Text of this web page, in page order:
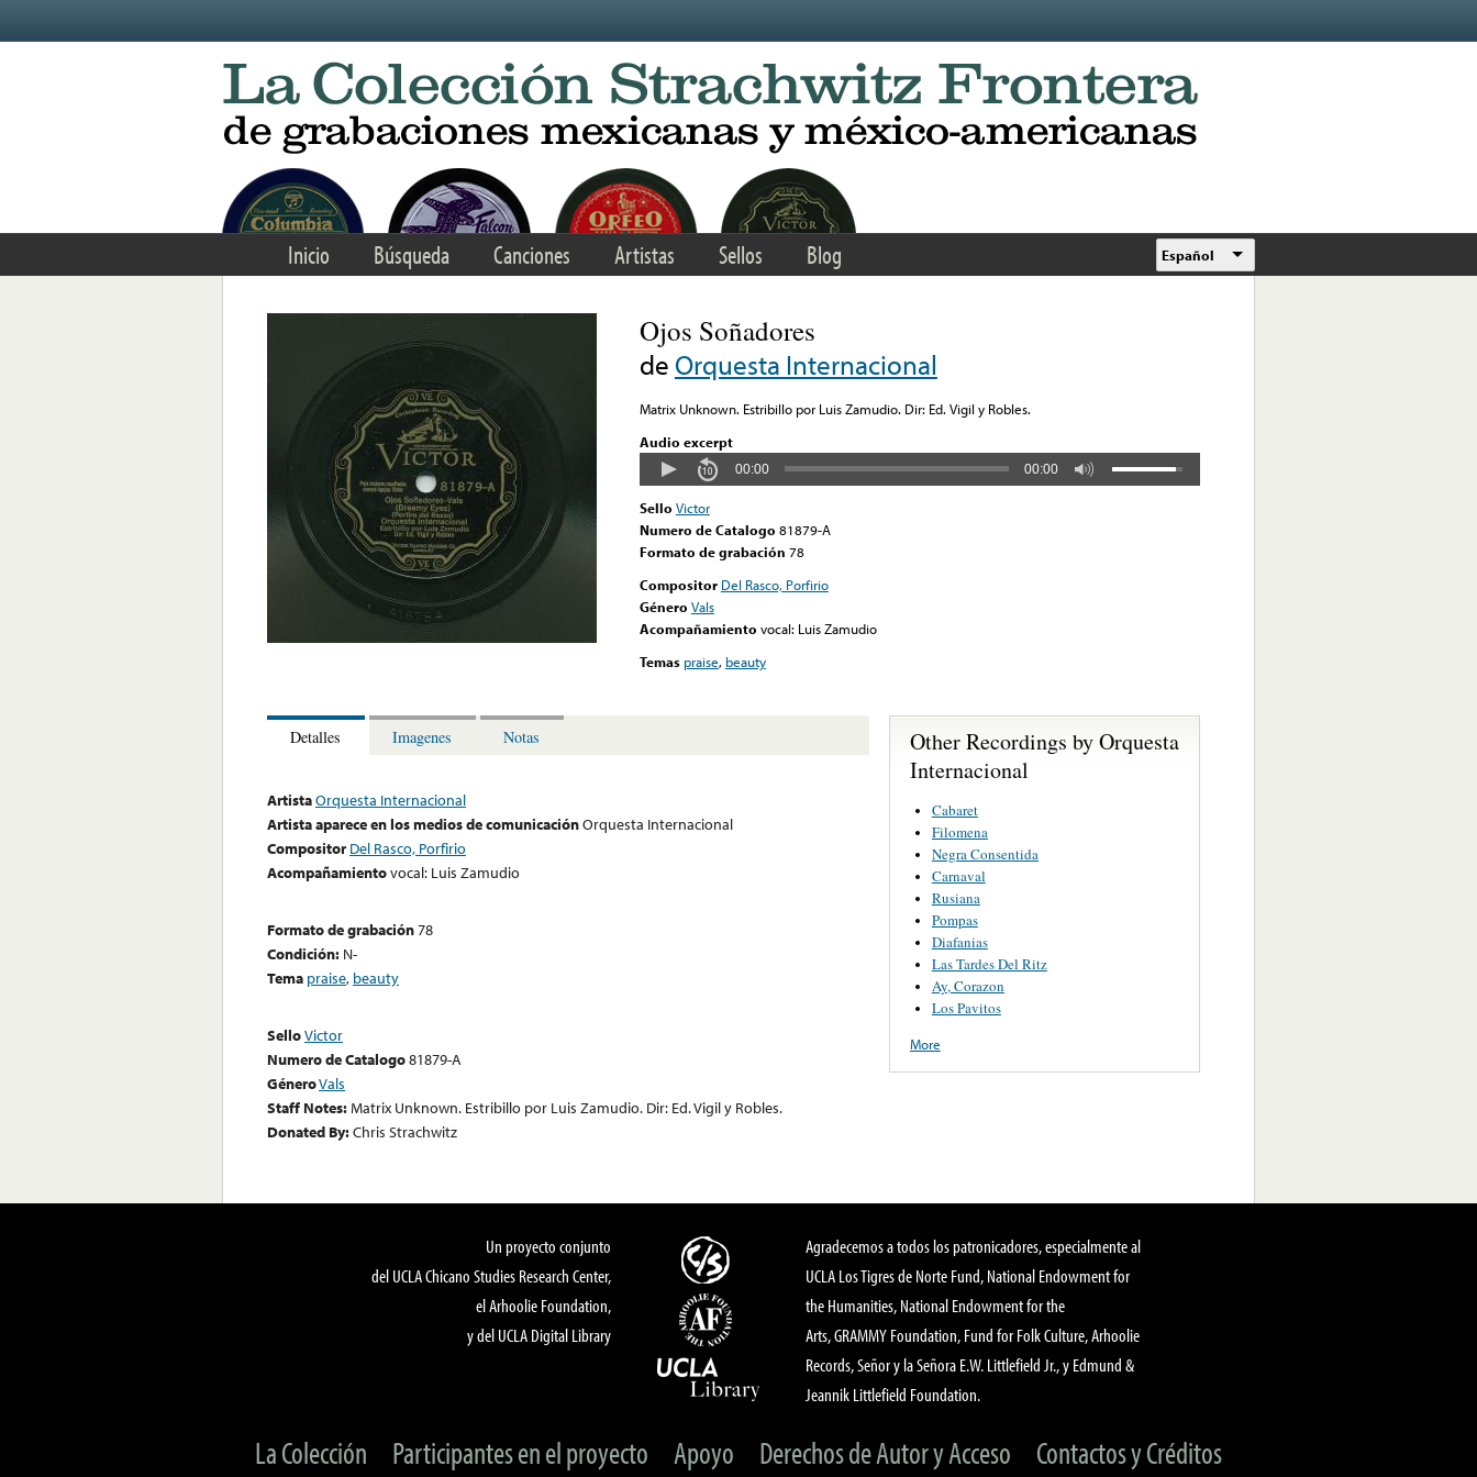
Inicio Búsqueda Canciones Artistas Sellos Blog Español
Ojos Soñadores
de Orquesta Internacional
Matrix Unknown. Estribillo por Luis Zamudio. Dir: Ed. Vigil y Robles.
Audio excerpt
00:00 00:00
Sello Victor
Numero de Catalogo 81879-A
Formato de grabación 78
Compositor Del Rasco, Porfirio
Género Vals
Acompañamiento vocal: Luis Zamudio
Temas praise, beauty
Detalles Imagenes Notas
ArtistaOrquesta Internacional
Artista aparece en los medios de comunicaciónOrquesta Internacional
Compositor Del Rasco, Porfirio
Acompañamientovocal: Luis Zamudio
Formato de grabación78
Condición: N-
Tema praise, beauty
SelloVictor
Numero de Catalogo81879-A
GéneroVals
Staff Notes:Matrix Unknown. Estribillo por Luis Zamudio. Dir: Ed. Vigil y Robles.
Donated By:Chris Strachwitz
Other Recordings by Orquesta
Internacional
Cabaret
Filomena
Negra Consentida
Carnaval
Rusiana
Pompas
Diafanias
Las Tardes Del Ritz
Ay, Corazon
Los Pavitos
More
Un proyecto conjunto
del UCLA Chicano Studies Research Center,
el Arhoolie Foundation,
y del UCLA Digital Library
Agradecemos a todos los patronicadores, especialmente al
UCLA Los Tigres de Norte Fund, National Endowment for
the Humanities, National Endowment for the
Arts, GRAMMY Foundation, Fund for Folk Culture, Arhoolie
Records, Señor y la Señora E.W. Littlefield Jr., y Edmund &
Jeannik Littlefield Foundation.
La Colección Participantes en el proyecto Apoyo Derechos de Autor y Acceso Contactos y Créditos